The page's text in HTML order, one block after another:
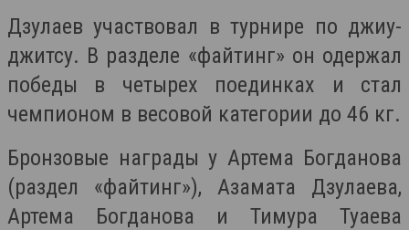
Дзулаев участвовал в турнире по джиу-
джитсу. В разделе «файтинг» он одержал
победы в четырех поединках и стал
чемпионом в весовой категории до 46 кг.
Бронзовые награды у Артема Богданова
(раздел «файтинг»), Азамата Дзулаева,
Артема Богданова и Тимура Туаева